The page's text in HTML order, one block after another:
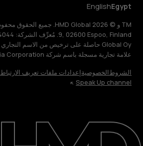
حول
Egypt
English
علامة تجارية مسجلة باسم شركة Nokia Corporation.
الشروطالخصوصيةإعدادات ملفات تعريف الارتباط
Speak Up channel